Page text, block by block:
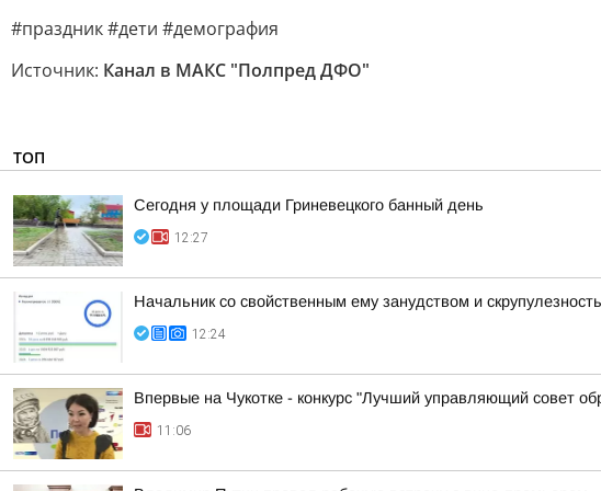
#праздник #дети #демография
Источник: Канал в МАКС "Полпред ДФО"
ТОП
Сегодня у площади Гриневецкого банный день
12:27
Начальник со свойственным ему занудством и
12:24
Впервые на Чукотке - конкурс "Лучший управляющий совет
11:06